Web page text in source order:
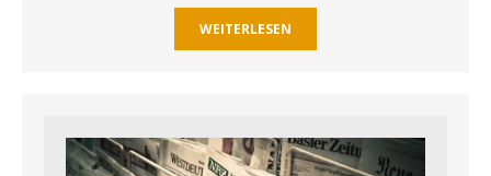
WEITERLESEN